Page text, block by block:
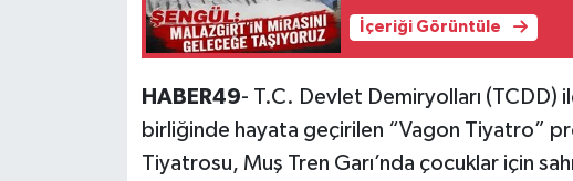
İçeriği Görüntüle
HABER49- T.C. Devlet Demiryolları (TCDD)
birliğinde hayata geçirilen “Vagon Tiyatro”
Tiyatrosu, Muş Tren Garı’nda çocuklar için